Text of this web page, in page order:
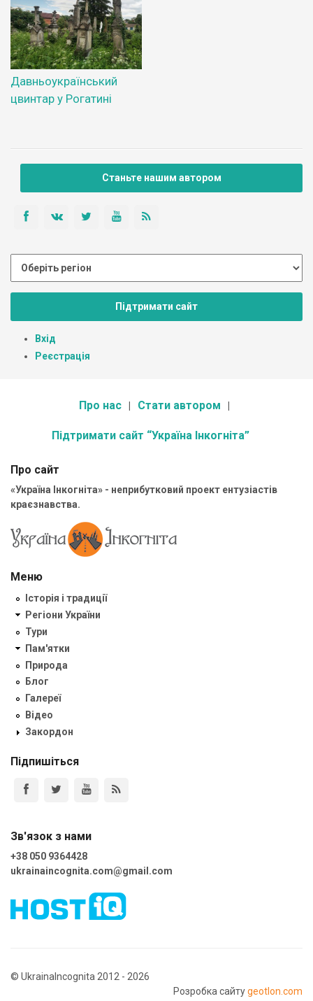
Давньоукраїнський
цвинтар у Рогатині
Станьте нашим автором
Підтримати сайт
Вхід
Реєстрація
Про нас Стати автором
Підтримати сайт “Україна Інкогніта”
Про сайт
«Україна Інкогніта» - неприбутковий проект ентузіастів
краєзнавства.
Меню
Історія і традиції
Регіони України
Тури
Пам'ятки
Природа
Блог
Галереї
Відео
Закордон
Підпишіться
Зв'язок з нами
+38 050 9364428
ukrainaincognita.com@gmail.com
© UkrainaIncognita 2012 - 2026
Розробка сайтуgeotlon.com